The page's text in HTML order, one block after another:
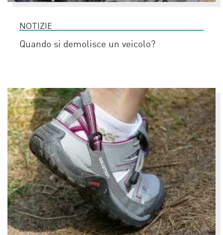
NOTIZIE
Quando si demolisce un veicolo?